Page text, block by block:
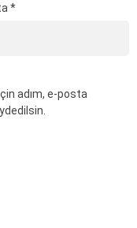
*
adım, e-posta